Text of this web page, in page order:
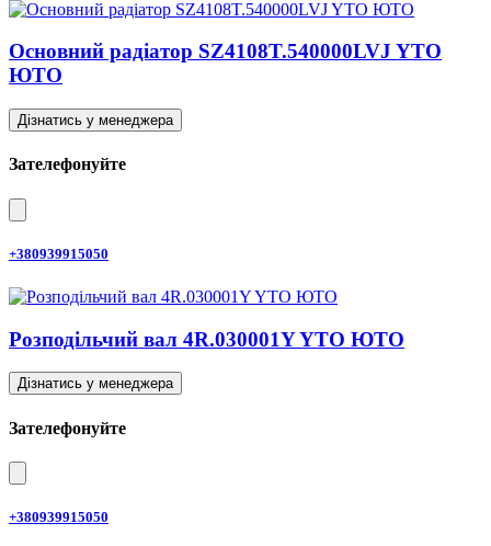
Основний радіатор SZ4108T.540000LVJ YTO
ЮТО
Дізнатись у менеджера
Зателефонуйте
+380939915050
Розподільчий вал 4R.030001Y YTO ЮТО
Дізнатись у менеджера
Зателефонуйте
+380939915050